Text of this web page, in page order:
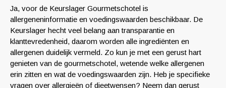
Ja, voor de Keurslager Gourmetschotel is
allergeneninformatie en voedingswaarden beschikbaar. De
Keurslager hecht veel belang aan transparantie en
klanttevredenheid, daarom worden alle ingrediënten en
allergenen duidelijk vermeld. Zo kun je met een gerust hart
genieten van de gourmetschotel, wetende welke allergenen
erin zitten en wat de voedingswaarden zijn. Heb je specifieke
vragen over allergieën of dieetwensen? Neem dan gerust